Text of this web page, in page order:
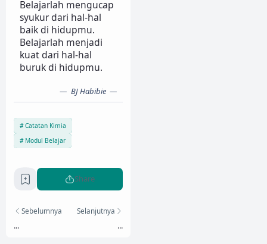
Belajarlah mengucap
syukur dari hal-hal
baik di hidupmu.
Belajarlah menjadi
kuat dari hal-hal
buruk di hidupmu.
BJ Habibie
Catatan Kimia
Modul Belajar
Share
Sebelumnya
...
Selanjutnya
...